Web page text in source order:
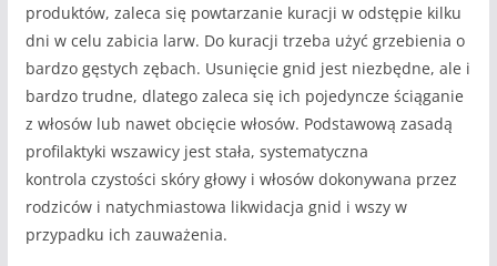
produktów, zaleca się powtarzanie kuracji w odstępie kilku
dni w celu zabicia larw. Do kuracji trzeba użyć grzebienia o
bardzo gęstych zębach. Usunięcie gnid jest niezbędne, ale i
bardzo trudne, dlatego zaleca się ich pojedyncze ściąganie
z włosów lub nawet obcięcie włosów. Podstawową zasadą
profilaktyki wszawicy jest stała, systematyczna
kontrola czystości skóry głowy i włosów dokonywana przez
rodziców i natychmiastowa likwidacja gnid i wszy w
przypadku ich zauważenia.